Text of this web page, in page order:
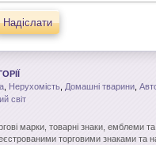
Надіслати
Нерухомість Домашні тварини
світ
марки, товарні знаки, емблеми
торговими знаками та